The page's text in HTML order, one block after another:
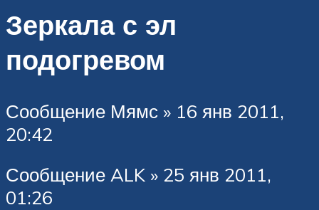
Зеркала с эл
подогревом
Сообщение Мямс » 16 янв 2011,
20:42
Сообщение ALK » 25 янв 2011,
01:26